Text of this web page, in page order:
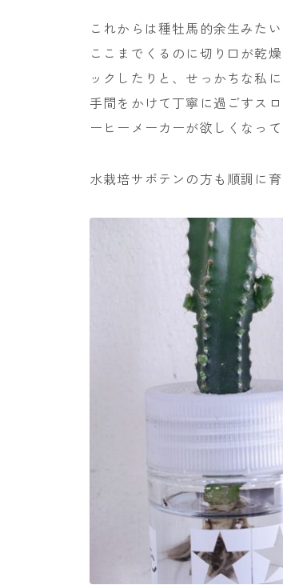
これからは種牡馬的余生みた
ここまでくるのに切り口が乾
ックしたりと、せっかちな私
手間をかけて丁寧に過ごすス
ーヒーメーカーが欲しくなっ
水栽培サボテンの方も順調に